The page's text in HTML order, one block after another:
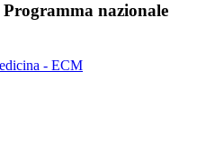
nazionale
- ECM